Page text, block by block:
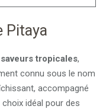
Pitaya
tropicales,
connu sous le nom
accompagné
idéal pour des